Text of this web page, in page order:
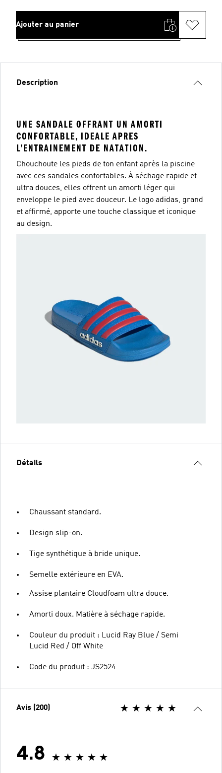
Ajouter au panier
Description
UNE SANDALE OFFRANT UN AMORTI
CONFORTABLE, IDEALE APRES
L’ENTRAINEMENT DE NATATION.
Chouchoute les pieds de ton enfant après la piscine
avec ces sandales confortables. À séchage rapide et
ultra douces, elles offrent un amorti léger qui
enveloppe le pied avec douceur. Le logo adidas, grand
et affirmé, apporte une touche classique et iconique
au design.
Détails
Chaussant standard.
Design slip-on.
Tige synthétique à bride unique.
Semelle extérieure en EVA.
Assise plantaire Cloudfoam ultra douce.
Amorti doux. Matière à séchage rapide.
Couleur du produit : Lucid Ray Blue / Semi
Lucid Red / Off White
Code du produit : JS2524
Avis (200)
4.8